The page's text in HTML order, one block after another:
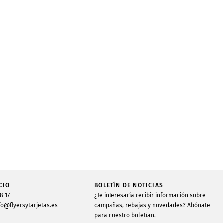
17
BOLETÍN DE NOTICIAS
¿Te interesaría recibir información sobre
campañas, rebajas y novedades? Abónate
para nuestro boletían.